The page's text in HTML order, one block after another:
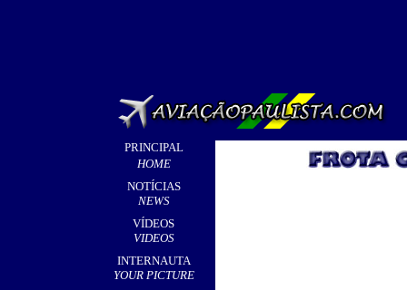
PRINCIPAL
HOME
NOTÍCIAS
NEWS
VÍDEOS
VIDEOS
INTERNAUTA
YOUR PICTURE